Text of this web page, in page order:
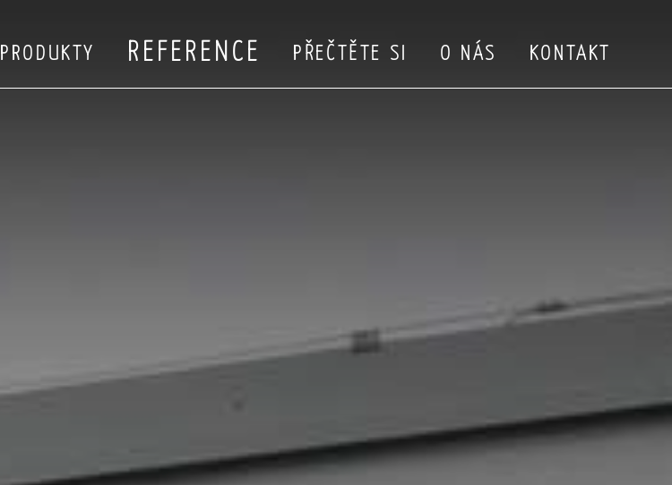
PRODUKTY REFERENCE PŘEČTĚTE SI O NÁS KONTAKT